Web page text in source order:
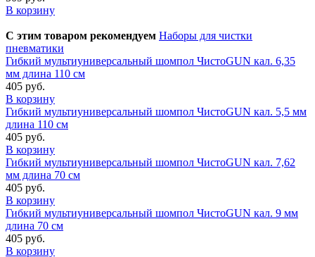
В корзину
С этим товаром рекомендуем Наборы для чистки
пневматики
Гибкий мультиуниверсальный шомпол ЧистоGUN кал. 6,35
мм длина 110 см
405 руб.
В корзину
Гибкий мультиуниверсальный шомпол ЧистоGUN кал. 5,5 мм
длина 110 см
405 руб.
В корзину
Гибкий мультиуниверсальный шомпол ЧистоGUN кал. 7,62
мм длина 70 см
405 руб.
В корзину
Гибкий мультиуниверсальный шомпол ЧистоGUN кал. 9 мм
длина 70 см
405 руб.
В корзину